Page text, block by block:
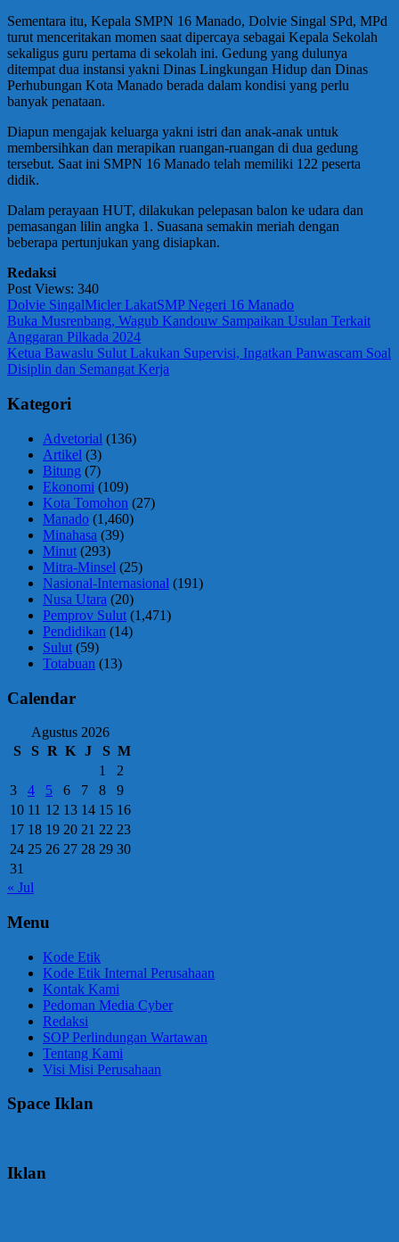
Sementara itu, Kepala SMPN 16 Manado, Dolvie Singal SPd, MPd
turut menceritakan momen saat dipercaya sebagai Kepala Sekolah
sekaligus guru pertama di sekolah ini. Gedung yang dulunya
ditempat dua instansi yakni Dinas Lingkungan Hidup dan Dinas
Perhubungan Kota Manado berada dalam kondisi yang perlu
banyak penataan.
Diapun mengajak keluarga yakni istri dan anak-anak untuk
membersihkan dan merapikan ruangan-ruangan di dua gedung
tersebut. Saat ini SMPN 16 Manado telah memiliki 122 peserta
didik.
Dalam perayaan HUT, dilakukan pelepasan balon ke udara dan
pemasangan lilin angka 1. Suasana semakin meriah dengan
beberapa pertunjukan yang disiapkan.
Redaksi
Post Views: 340
Dolvie SingalMicler LakatSMP Negeri 16 Manado
Navigasi
pos
Previous
Post:
Buka Musrenbang, Wagub Kandouw Sampaikan Usulan Terkait
Anggaran Pilkada 2024
Next
Post:
Ketua Bawaslu Sulut Lakukan Supervisi, Ingatkan Panwascam Soal
Disiplin dan Semangat Kerja
Kategori
Advetorial (136)
Artikel (3)
Bitung (7)
Ekonomi (109)
Kota Tomohon (27)
Manado (1,460)
Minahasa (39)
Minut (293)
Mitra-Minsel (25)
Nasional-Internasional (191)
Nusa Utara (20)
Pemprov Sulut (1,471)
Pendidikan (14)
Sulut (59)
Totabuan (13)
Calendar
Agustus 2026
S
S R K J S M
1
2
3
4 5 6 7 8
9
10 11 12 13 14 15 16
17 18 19 20 21 22 23
24 25 26 27 28 29 30
31
« Jul
Menu
Kode Etik
Kode Etik Internal Perusahaan
Kontak Kami
Pedoman Media Cyber
Redaksi
SOP Perlindungan Wartawan
Tentang Kami
Visi Misi Perusahaan
Space Iklan
Iklan